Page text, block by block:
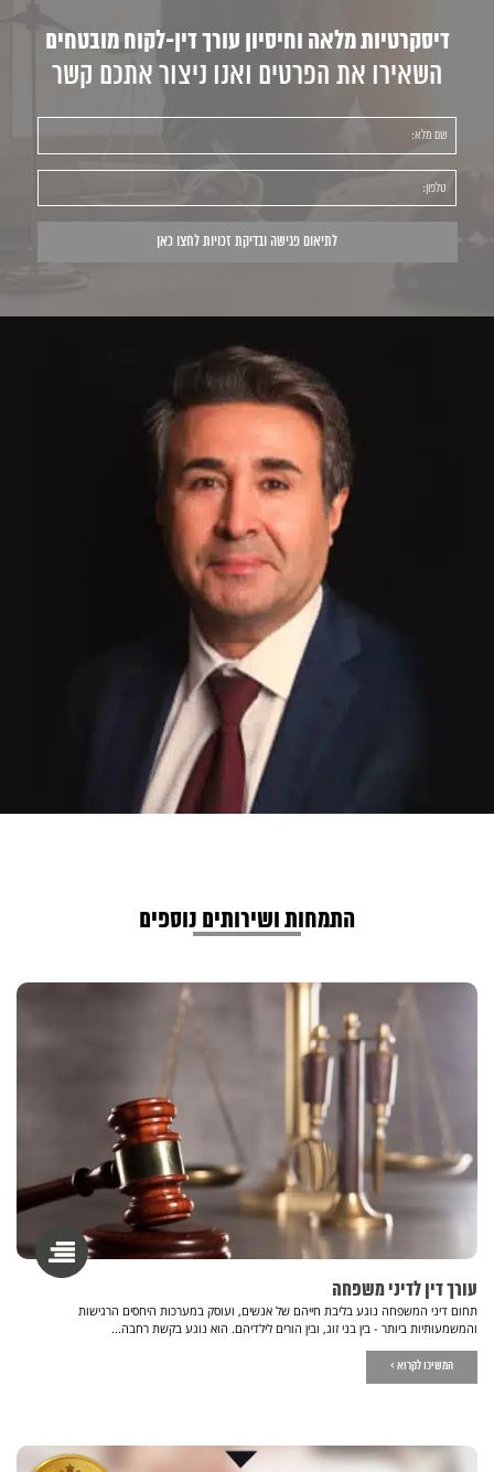
דיסקרטיות מלאה וחיסיון עורך דין-לקוח מובטחים
השאירו את הפרטים ואנו ניצור אתכם קשר
התמחות ושירותים נוספים
עורך דין לדיני משפחה
תחום דיני המשפחה נוגע בליבת חייהם של אנשים, ועוסק במערכות היחסים הרגישות
והמשמעותיות ביותר - בין בני זוג, ובין הורים לילדיהם. הוא נוגע בקשת רחבה...
המשיכו לקרוא >